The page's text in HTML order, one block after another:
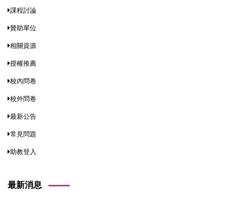
課程討論
贊助單位
相關資源
授權推薦
校內問卷
校外問卷
最新公告
常見問題
助教登入
最新消息